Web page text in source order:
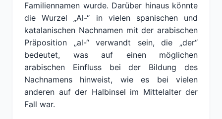
Familiennamen wurde. Darüber hinaus könnte
die Wurzel „Al-“ in vielen spanischen und
katalanischen Nachnamen mit der arabischen
Präposition „al-“ verwandt sein, die „der“
bedeutet, was auf einen möglichen
arabischen Einfluss bei der Bildung des
Nachnamens hinweist, wie es bei vielen
anderen auf der Halbinsel im Mittelalter der
Fall war.